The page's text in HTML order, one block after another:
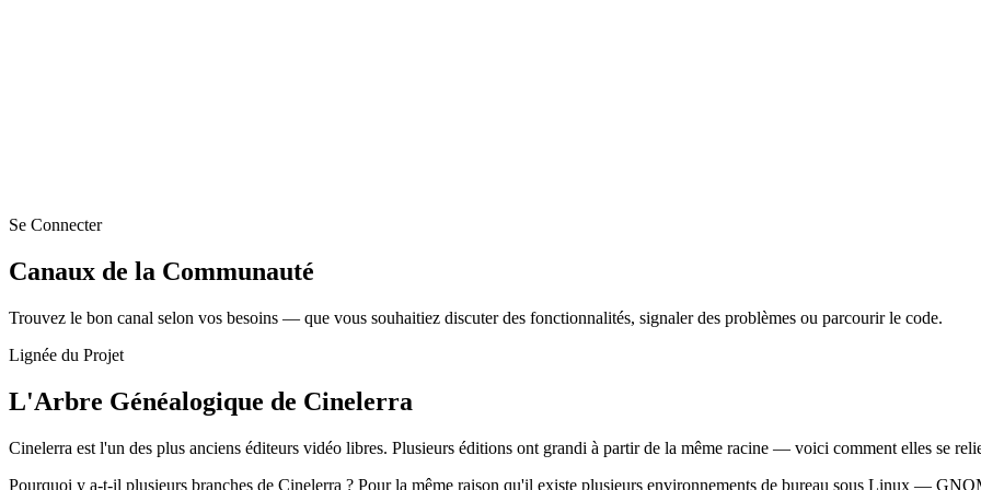
Se Connecter
Canaux de la Communauté
Trouvez le bon canal selon vos besoins — que vous souhaitiez discuter des fonctionnalités, signaler des problèmes ou parcourir le code.
Lignée du Projet
L'Arbre Généalogique de Cinelerra
Cinelerra est l'un des plus anciens éditeurs vidéo libres. Plusieurs éditions ont grandi à partir de la même racine — voici comment elles se
Pourquoi y a-t-il plusieurs branches de Cinelerra ? Pour la même raison qu'il existe plusieurs environnements de bureau sous Linux —